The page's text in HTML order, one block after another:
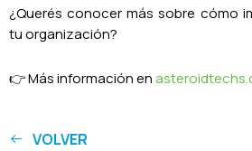
¿Querés conocer más sobre cómo
tu organización?
👉 Más información en
VOLVER